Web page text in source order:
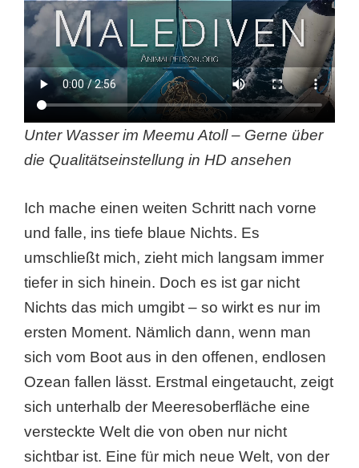
Unter Wasser im Meemu Atoll – Gerne über
die Qualitätseinstellung in HD ansehen
Ich mache einen weiten Schritt nach vorne
und falle, ins tiefe blaue Nichts. Es
umschließt mich, zieht mich langsam immer
tiefer in sich hinein. Doch es ist gar nicht
Nichts das mich umgibt – so wirkt es nur im
ersten Moment. Nämlich dann, wenn man
sich vom Boot aus in den offenen, endlosen
Ozean fallen lässt. Erstmal eingetaucht, zeigt
sich unterhalb der Meeresoberfläche eine
versteckte Welt die von oben nur nicht
sichtbar ist. Eine für mich neue Welt, von der